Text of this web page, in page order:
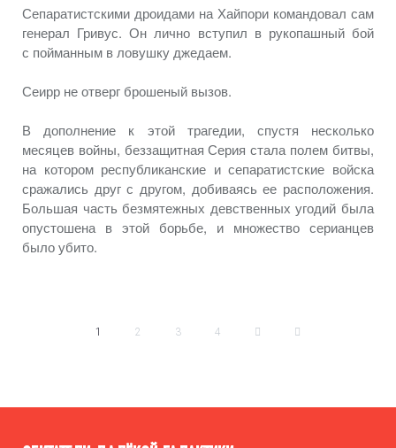
Сепаратистскими дроидами на Хайпори командовал сам
генерал Гривус.Он лично вступил в рукопашныйбой
с пойманным в ловушку джедаем.
Сеирр не отверг брошеный вызов.
В дополнение к этойтрагедии, спустя несколько
месяцев войны, беззащитная Серия стала полем битвы,
на которомреспубликанские и сепаратистские войска
сражались другс другом, добиваясьее расположения.
Большая часть безмятежных девственных угодий была
опустошена в этой борьбе, и множество серианцев
было убито.
1 2 3 4